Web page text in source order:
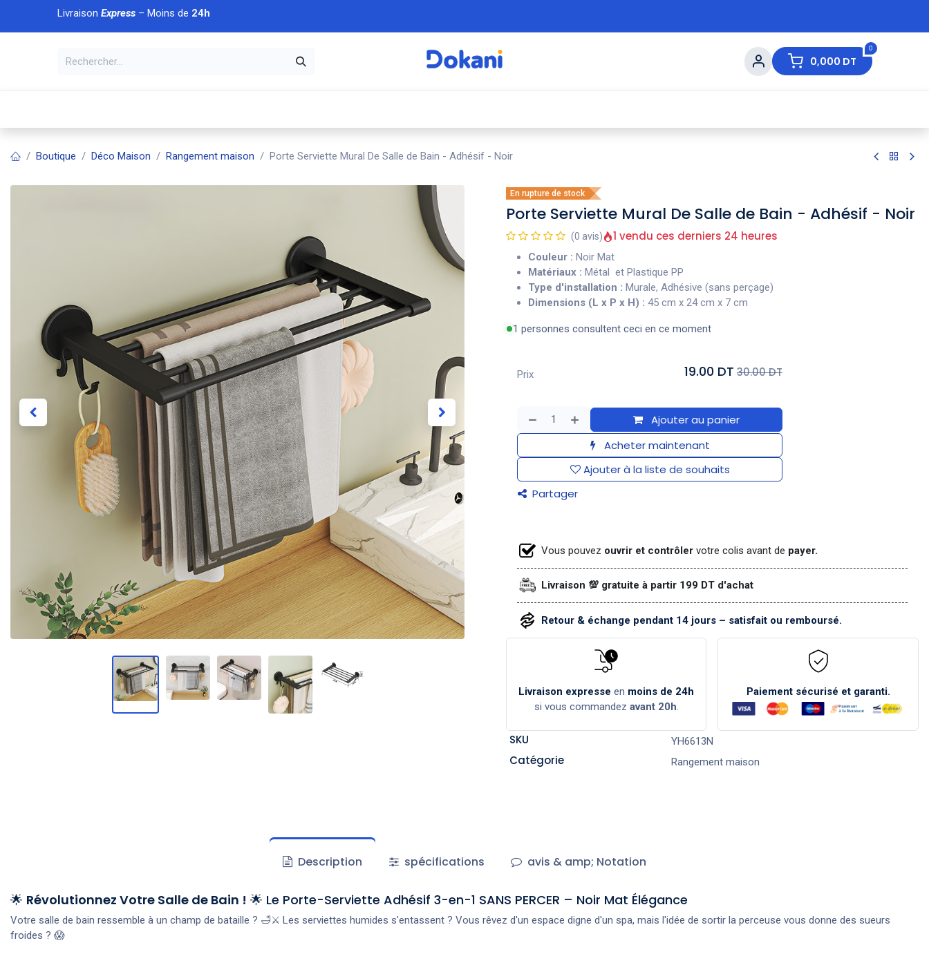
Se rendre au contenu
Livraison Express– Moins de 24h
0
0,000 DT
À DÉCOUVRIR
Boutique Déco Maison Rangement maison Porte Serviette Mural De Salle de Bain - Adhésif - Noir
En rupture de stock
Porte Serviette Mural De Salle de Bain - Adhésif - Noir
(0 avis) 1 vendu ces derniers 24 heures
Couleur : Noir Mat
Matériaux : Métal et Plastique PP
Type d'installation : Murale, Adhésive (sans perçage)
Dimensions (L x P x H) : 45 cm x 24 cm x 7 cm
1 personnes consultent ceci en ce moment
Ajouter au panier
Acheter maintenant
Ajouter à la liste de souhaits
Partager
Prix 19.00 DT 30.00 DT
Vous pouvez ouvrir et contrôler votre colis avant de payer.
Livraison 💯 gratuite à partir 199 DT d'achat
Retour & échange pendant 14 jours – satisfait ou remboursé.
Livraison expresse en moins de 24h
si vous commandez avant 20h.
Paiement sécurisé et garanti.
SKU YH6613N
Catégorie Rangement maison
Description spécifications avis & amp; Notation
🌟 Révolutionnez Votre Salle de Bain ! 🌟 Le Porte-Serviette Adhésif 3-en-1 SANS PERCER – Noir Mat Élégance
Votre salle de bain ressemble à un champ de bataille ? 🛁⚔️ Les serviettes humides s'entassent ? Vous rêvez d'un espace digne d'un spa, mais l'idée de sortir la perceuse vous donne des sueurs
froides ? 😱